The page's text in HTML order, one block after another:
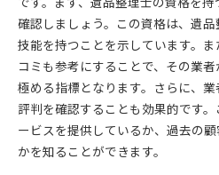
確認しましょう。この資格は、遺
技能を持つことを示しています。
コミも参考にすることで、その業
極める指標となります。さらに、
評判を確認することも効果的です
ービスを提供しているか、過去の
かを知ることができます。